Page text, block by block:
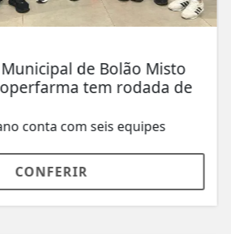
de Bolão Misto
tem rodada de
conta com seis equipes
CONFERIR